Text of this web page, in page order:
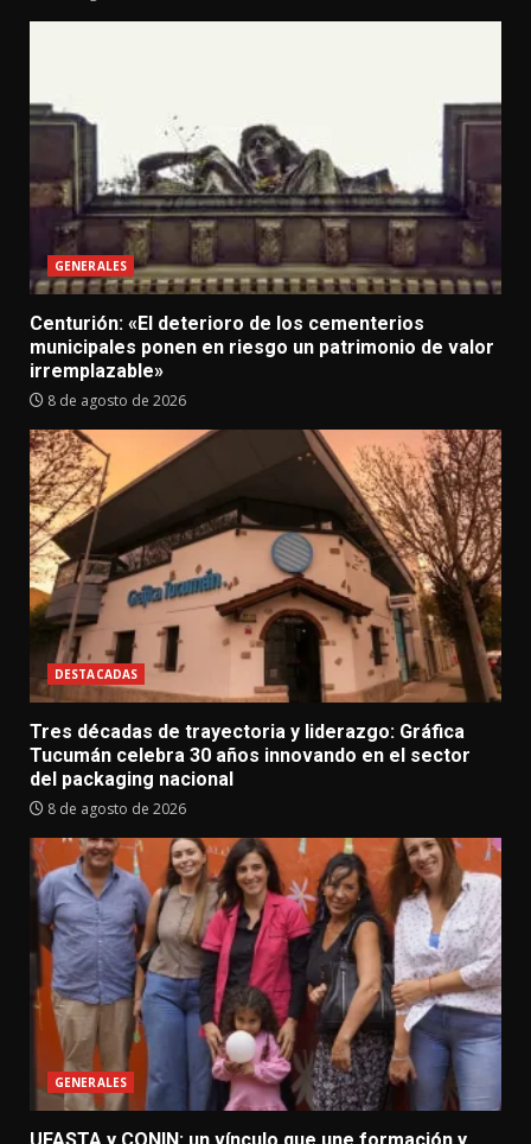
GENERALES
Centurión: «El deterioro de los cementerios
municipales ponen en riesgo un patrimonio de valor
irremplazable»
8 de agosto de 2026
DESTACADAS
Tres décadas de trayectoria y liderazgo: Gráfica
Tucumán celebra 30 años innovando en el sector
del packaging nacional
8 de agosto de 2026
GENERALES
UFASTA y CONIN: un vínculo que une formación y